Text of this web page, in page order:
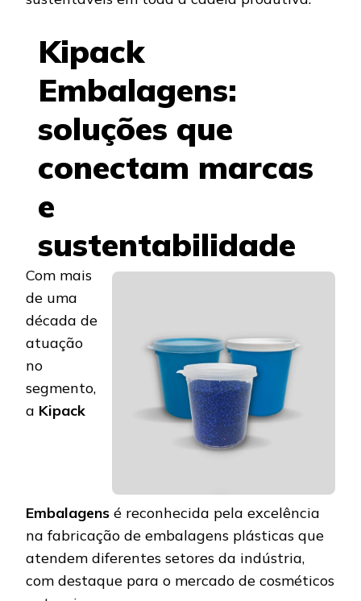
Kipack
Embalagens:
soluções que
conectam marcas
e
sustentabilidade
Com mais
de uma
década de
atuação
no
segmento,
a Kipack
Embalagens é reconhecida pela excelência
na fabricação de embalagens plásticas que
atendem diferentes setores da indústria,
com destaque para o mercado de cosméticos